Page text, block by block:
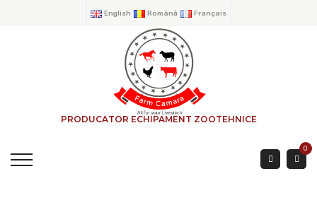
English Română Français
PRODUCATOR ECHIPAMENT ZOOTEHNICE
0